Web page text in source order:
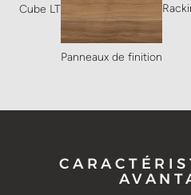
Cube LT
Panneaux de finition